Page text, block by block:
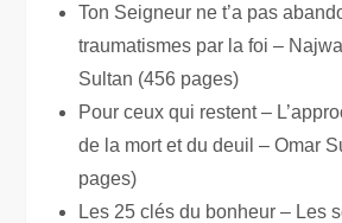
Ton Seigneur ne t’a pas
traumatismes par la foi –
Sultan (456 pages)
Pour ceux qui restent –
de la mort et du deuil – Omar
pages)
Les 25 clés du bonheur – Les